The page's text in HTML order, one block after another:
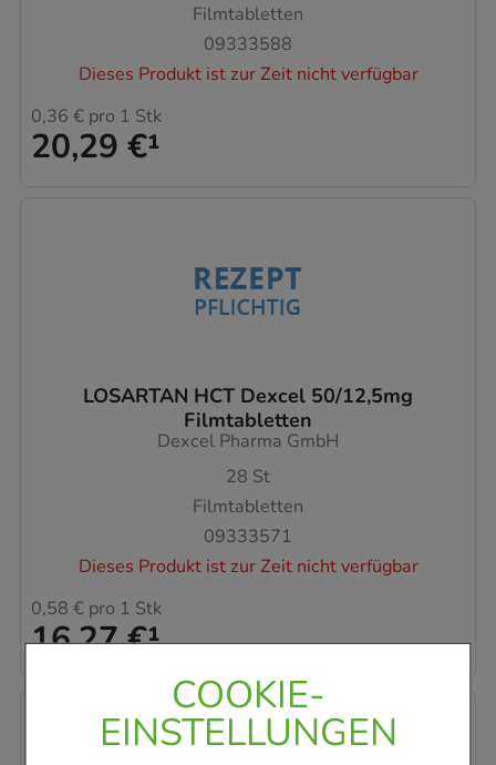
COOKIE-
EINSTELLUNGEN
Filmtabletten
09333588
Dieses Produkt ist zur Zeit nicht verfügbar
20,29 €¹
0,36 € pro 1 Stk
LOSARTAN HCT Dexcel 50/12,5mg
Filmtabletten
Dexcel Pharma GmbH
28 St
Filmtabletten
09333571
Dieses Produkt ist zur Zeit nicht verfügbar
16,27 €¹
0,58 € pro 1 Stk